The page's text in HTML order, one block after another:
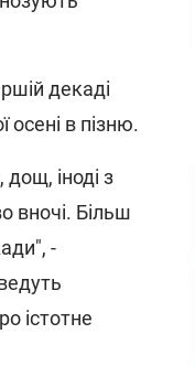
декаді
осені в пізню.
іноді з
вночі. Більш
-
істотне